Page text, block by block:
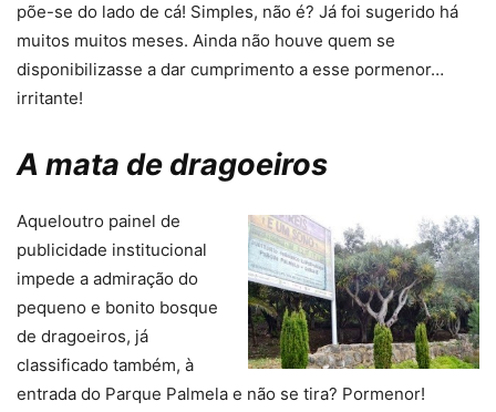
põe-se do lado de cá! Simples, não é? Já foi sugerido há
muitos muitos meses. Ainda não houve quem se
disponibilizasse a dar cumprimento a esse pormenor…
irritante!
A mata de dragoeiros
Aqueloutro painel de
publicidade institucional
impede a admiração do
pequeno e bonito bosque
de dragoeiros, já
classificado também, à
entrada do Parque Palmela e não se tira? Pormenor!